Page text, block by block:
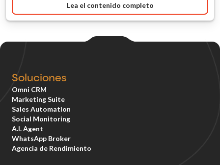
Lea el contenido completo
Soluciones
Omni CRM
Marketing Suite
Sales Automation
Social Monitoring
A.I. Agent
WhatsApp Broker
Agencia de Rendimiento